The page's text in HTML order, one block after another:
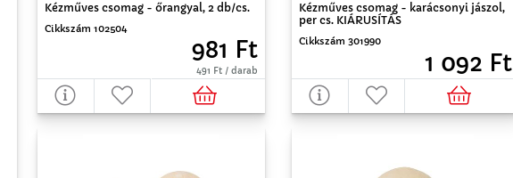
Kézműves csomag - őrangyal, 2 db/cs.
Cikkszám 102504
981 Ft
491 Ft / darab
Kézműves csomag - karácsonyi jászol,
per cs. KIÁRUSÍTÁS
Cikkszám 301990
1 092 Ft